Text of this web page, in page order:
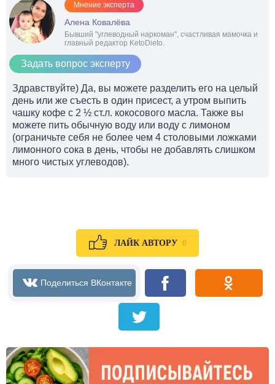
Мнение эксперта
Алена Ковалёва
Бывший "углеводный наркоман", счастливая мамочка и
главный редактор KetoDieto.
Задать вопрос эксперту
Здравствуйте) Да, вы можете разделить его на целый
день или же съесть в один присест, а утром выпить
чашку кофе с 2 ½ ст.л. кокосового масла. Также вы
можете пить обычную воду или воду с лимоном
(ограничьте себя не более чем 4 столовыми ложками
лимонного сока в день, чтобы не добавлять слишком
много чистых углеводов).
ЛАЙК АВТОРУ 0